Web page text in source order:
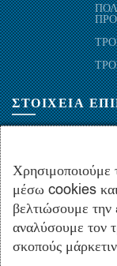
ΣΤΟΙΧΕΙΑ
+30.210-
+30.210-
Δευτ. εως Παρ.:
Χρησιμοποιούμε
μέσω cookies
βελτιώσουμε την
αναλύσουμε τον
σκοπούς